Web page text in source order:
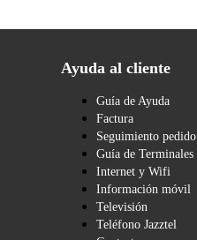
Ayuda al cliente
Guía de Ayuda
Factura
Seguimiento pedido
Guía de Terminales
Internet y Wifi
Información móvil
Televisión
Teléfono Jazztel